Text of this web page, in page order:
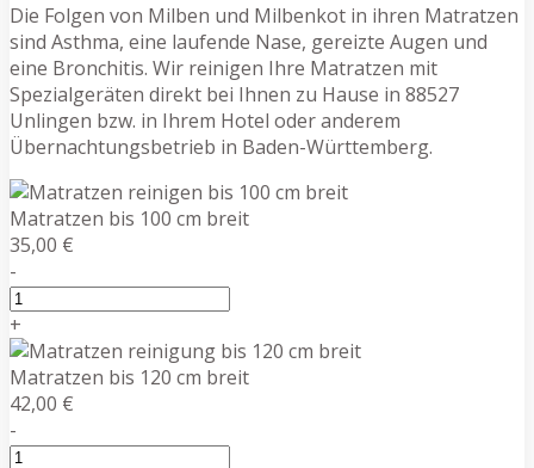
Die Folgen von Milben und Milbenkot in ihren Matratzen
sind Asthma, eine laufende Nase, gereizte Augen und
eine Bronchitis. Wir reinigen Ihre Matratzen mit
Spezialgeräten direkt bei Ihnen zu Hause in 88527
Unlingen bzw. in Ihrem Hotel oder anderem
Übernachtungsbetrieb in Baden-Württemberg.
Matratzen bis 100 cm breit
35,00 €
-
+
Matratzen bis 120 cm breit
42,00 €
-